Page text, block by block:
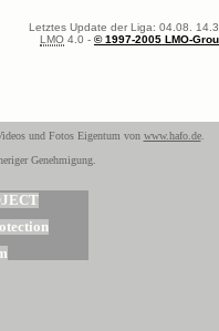
Letztes Update der Liga: 04.08.
LMO 4.0 - © 1997-2005 LMO-
und Fotos Eigentum von www.hafo.de.
Genehmigung.